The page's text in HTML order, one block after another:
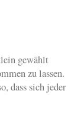
gewählt
zu lassen.
dass sich jeder